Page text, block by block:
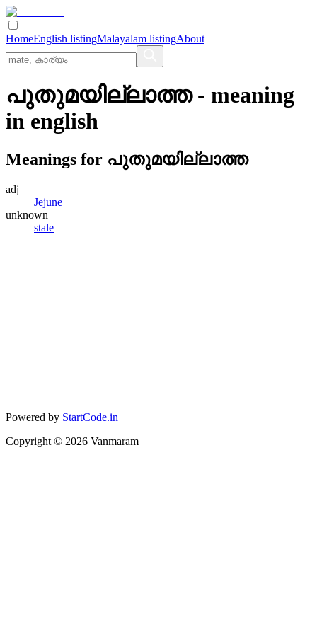
HomeEnglish listingMalayalam listingAbout
പുതുമയില്ലാത്ത- meaning
in english
Meanings for പുതുമയില്ലാത്ത
adj
Jejune
unknown
stale
Powered by StartCode.in
Copyright © 2026 Vanmaram